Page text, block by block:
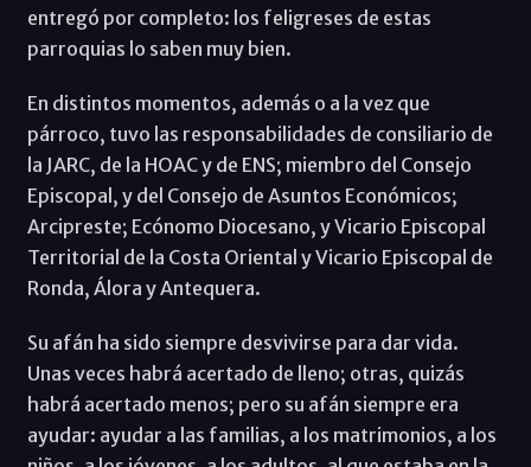
entregó por completo: los feligreses de estas
parroquias lo saben muy bien.
En distintos momentos, además o a la vez que
párroco, tuvo las responsabilidades de consiliario de
la JARC, de la HOAC y de ENS; miembro del Consejo
Episcopal, y del Consejo de Asuntos Económicos;
Arcipreste; Ecónomo Diocesano, y Vicario Episcopal
Territorial de la Costa Oriental y Vicario Episcopal de
Ronda, Álora y Antequera.
Su afán ha sido siempre desvivirse para dar vida.
Unas veces habrá acertado de lleno; otras, quizás
habrá acertado menos; pero su afán siempre era
ayudar: ayudar a las familias, a los matrimonios, a los